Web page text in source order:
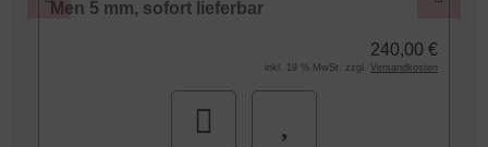
Men 5 mm, sofort lieferbar
240,00 €
inkl. 19 % MwSt. zzgl. Versandkosten